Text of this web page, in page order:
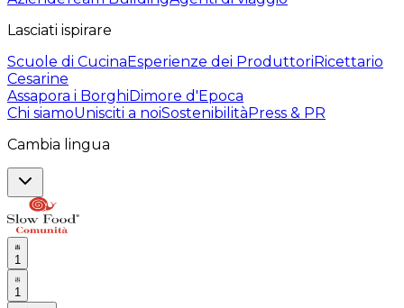
Lasciati ispirare
Scuole di CucinaEsperienze dei ProduttoriRicettario
Cesarine
Assapora i BorghiDimore d'Epoca
Chi siamoUnisciti a noiSostenibilitàPress & PR
Cambia lingua
1
1